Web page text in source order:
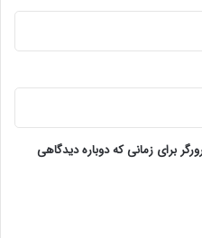
برای زمانی که دوباره دیدگاهی